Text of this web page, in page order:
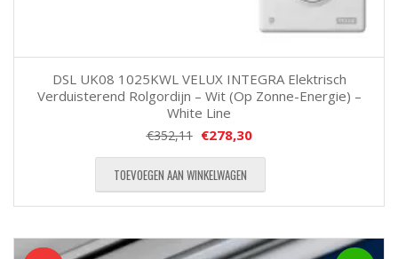
DSL UK08 1025KWL VELUX INTEGRA Elektrisch
Verduisterend Rolgordijn – Wit (Op Zonne-Energie) –
White Line
€352,11 €278,30
TOEVOEGEN AAN WINKELWAGEN